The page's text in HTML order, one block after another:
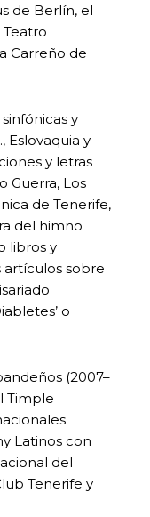
de Berlín, el
Carreño de
y
Eslovaquia y
y letras
Guerra, Los
de Tenerife,
del himno
libros y
sobre
o
(2007–
Timple
Latinos con
del
Tenerife y